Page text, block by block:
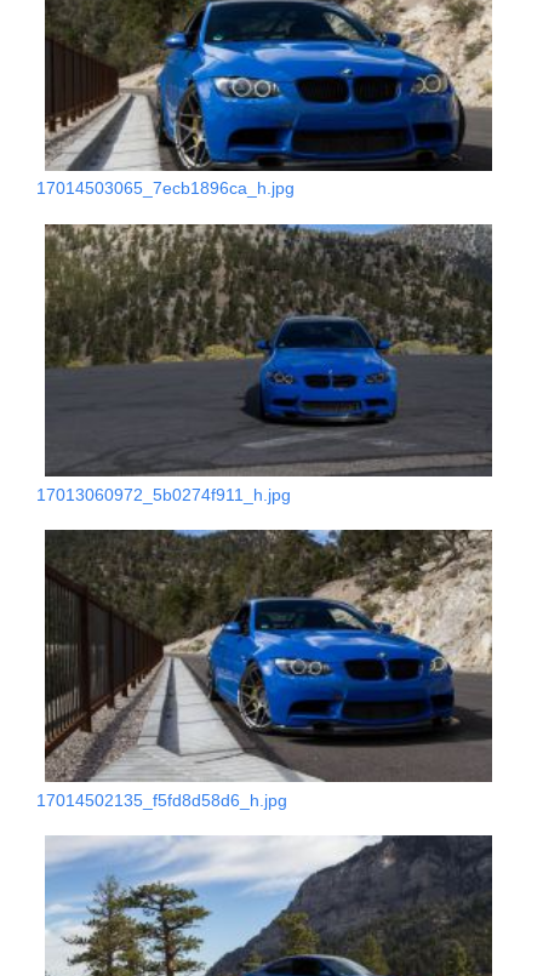
17014503065_7ecb1896ca_h.jpg
17013060972_5b0274f911_h.jpg
17014502135_f5fd8d58d6_h.jpg